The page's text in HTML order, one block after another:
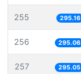
255 295.16
256 295.06
257 295.05